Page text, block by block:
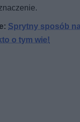
Sprytny sposób
o tym wie!